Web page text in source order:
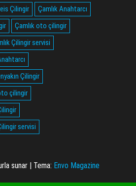
Çilingir
Çamlık Anahtarcı
Çamlık oto çilingir
Çilingir servisi
Çilingir
çilingir
servisi
sunar | Tema: Envo Magazine